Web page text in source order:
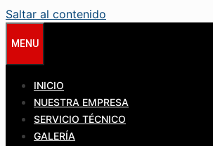
Saltar al contenido
MENU
INICIO
NUESTRA EMPRESA
SERVICIO TÉCNICO
GALERÍA